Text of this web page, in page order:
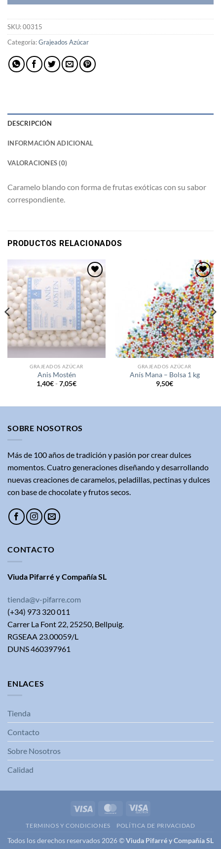
SKU:00315
Categoría:Grajeados Azúcar
DESCRIPCIÓN
INFORMACIÓN ADICIONAL
VALORACIONES (0)
Caramelo blando con forma de frutas exóticas con su sabor
correspondiente.
PRODUCTOS RELACIONADOS
Añadir
a la
lista de
deseos
GRAJEADOS AZÚCAR
Anis Mostén
1,40€- 7,05€Rango
1,40€
Añadir
a la
lista de
deseos
GRAJEADOS AZÚCAR
Anís Mana – Bolsa 1 kg
9,50€
SOBRE NOSOTROS
Más de 100 años de tradición y pasión por crear dulces
momentos. Cuatro generaciones diseñando y desarrollando
nuevas creaciones de caramelos, peladillas, pectinas y dulces
con base de chocolate y frutos secos.
CONTACTO
Viuda Pifarré y Compañía SL
tienda@v-pifarre.com
(+34) 973 320 011
Carrer La Font 22, 25250, Bellpuig.
RGSEAA 23.00059/L
DUNS 460397961
ENLACES
Tienda
Contacto
Sobre Nosotros
Calidad
Visa MasterCardVisa
TERMINOS Y CONDICIONES POLÍTICA DE PRIVACIDAD
Todos los derechos reservados 2026 ©Viuda Pifarré y Compañía SL